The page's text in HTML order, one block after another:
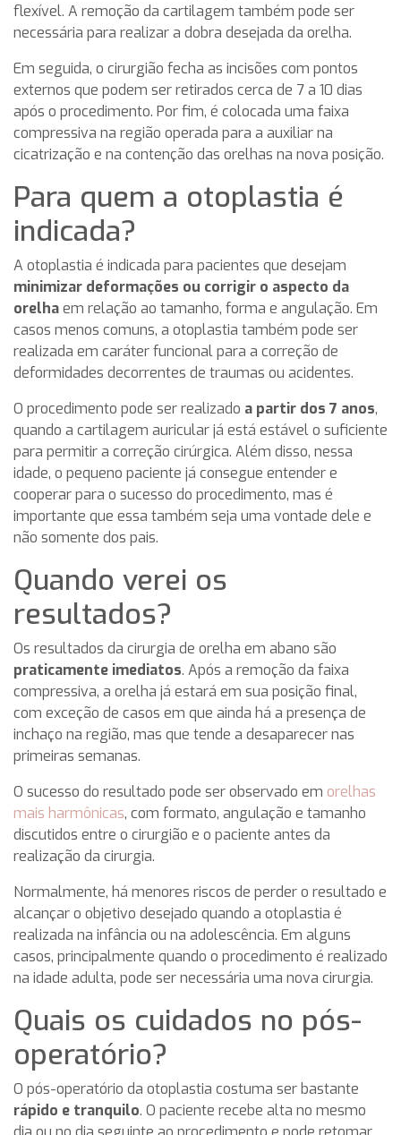
flexível. A remoção da cartilagem também pode ser
necessária para realizar a dobra desejada da orelha.
Em seguida, o cirurgião fecha as incisões com pontos
externos que podem ser retirados cerca de 7 a 10 dias
após o procedimento. Por fim, é colocada uma faixa
compressiva na região operada para a auxiliar na
cicatrização e na contenção das orelhas na nova posição.
Para quem a otoplastia é
indicada?
A otoplastia é indicada para pacientes que desejam
minimizar deformações ou corrigir o aspecto da
orelhaem relação ao tamanho, forma e angulação. Em
casos menos comuns, a otoplastia também pode ser
realizada em caráter funcional para a correção de
deformidades decorrentes de traumas ou acidentes.
O procedimento pode ser realizado a partir dos 7 anos,
quando a cartilagem auricular já está estável o suficiente
para permitir a correção cirúrgica. Além disso, nessa
idade, o pequeno paciente já consegue entender e
cooperar para o sucesso do procedimento, mas é
importante que essa também seja uma vontade dele e
não somente dos pais.
Quando verei os
resultados?
Os resultados da cirurgia de orelha em abano são
praticamente imediatos. Após a remoção da faixa
compressiva, a orelha já estará em sua posição final,
com exceção de casos em que ainda há a presença de
inchaço na região, mas que tende a desaparecer nas
primeiras semanas.
O sucesso do resultado pode ser observado em orelhas
mais harmônicas, com formato, angulação e tamanho
discutidos entre o cirurgião e o paciente antes da
realização da cirurgia.
Normalmente, há menores riscos de perder o resultado e
alcançar o objetivo desejado quando a otoplastia é
realizada na infância ou na adolescência. Em alguns
casos, principalmente quando o procedimento é realizado
na idade adulta, pode ser necessária uma nova cirurgia.
Quais os cuidados no pós-
operatório?
O pós-operatório da otoplastia costuma ser bastante
rápido e tranquilo. O paciente recebe alta no mesmo